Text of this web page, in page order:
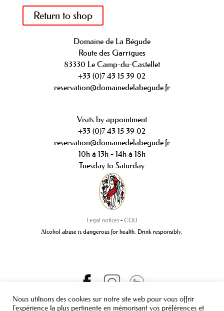
Return to shop
Domaine de La Bégude
Route des Garrigues
83330 Le Camp-du-Castellet
+33 (0)7 43 15 39 02
reservation@domainedelabegude.fr
Visits by appointment
+33 (0)7 43 15 39 02
reservation@domainedelabegude.fr
10h à 13h - 14h à 18h
Tuesday to Saturday
Legal notices- CGU
Alcohol abuse is dangerous for health. Drink responsibly.
Nous utilisons des cookies sur notre site web pour vous offrir
l'expérience la plus pertinente en mémorisant vos préférences et